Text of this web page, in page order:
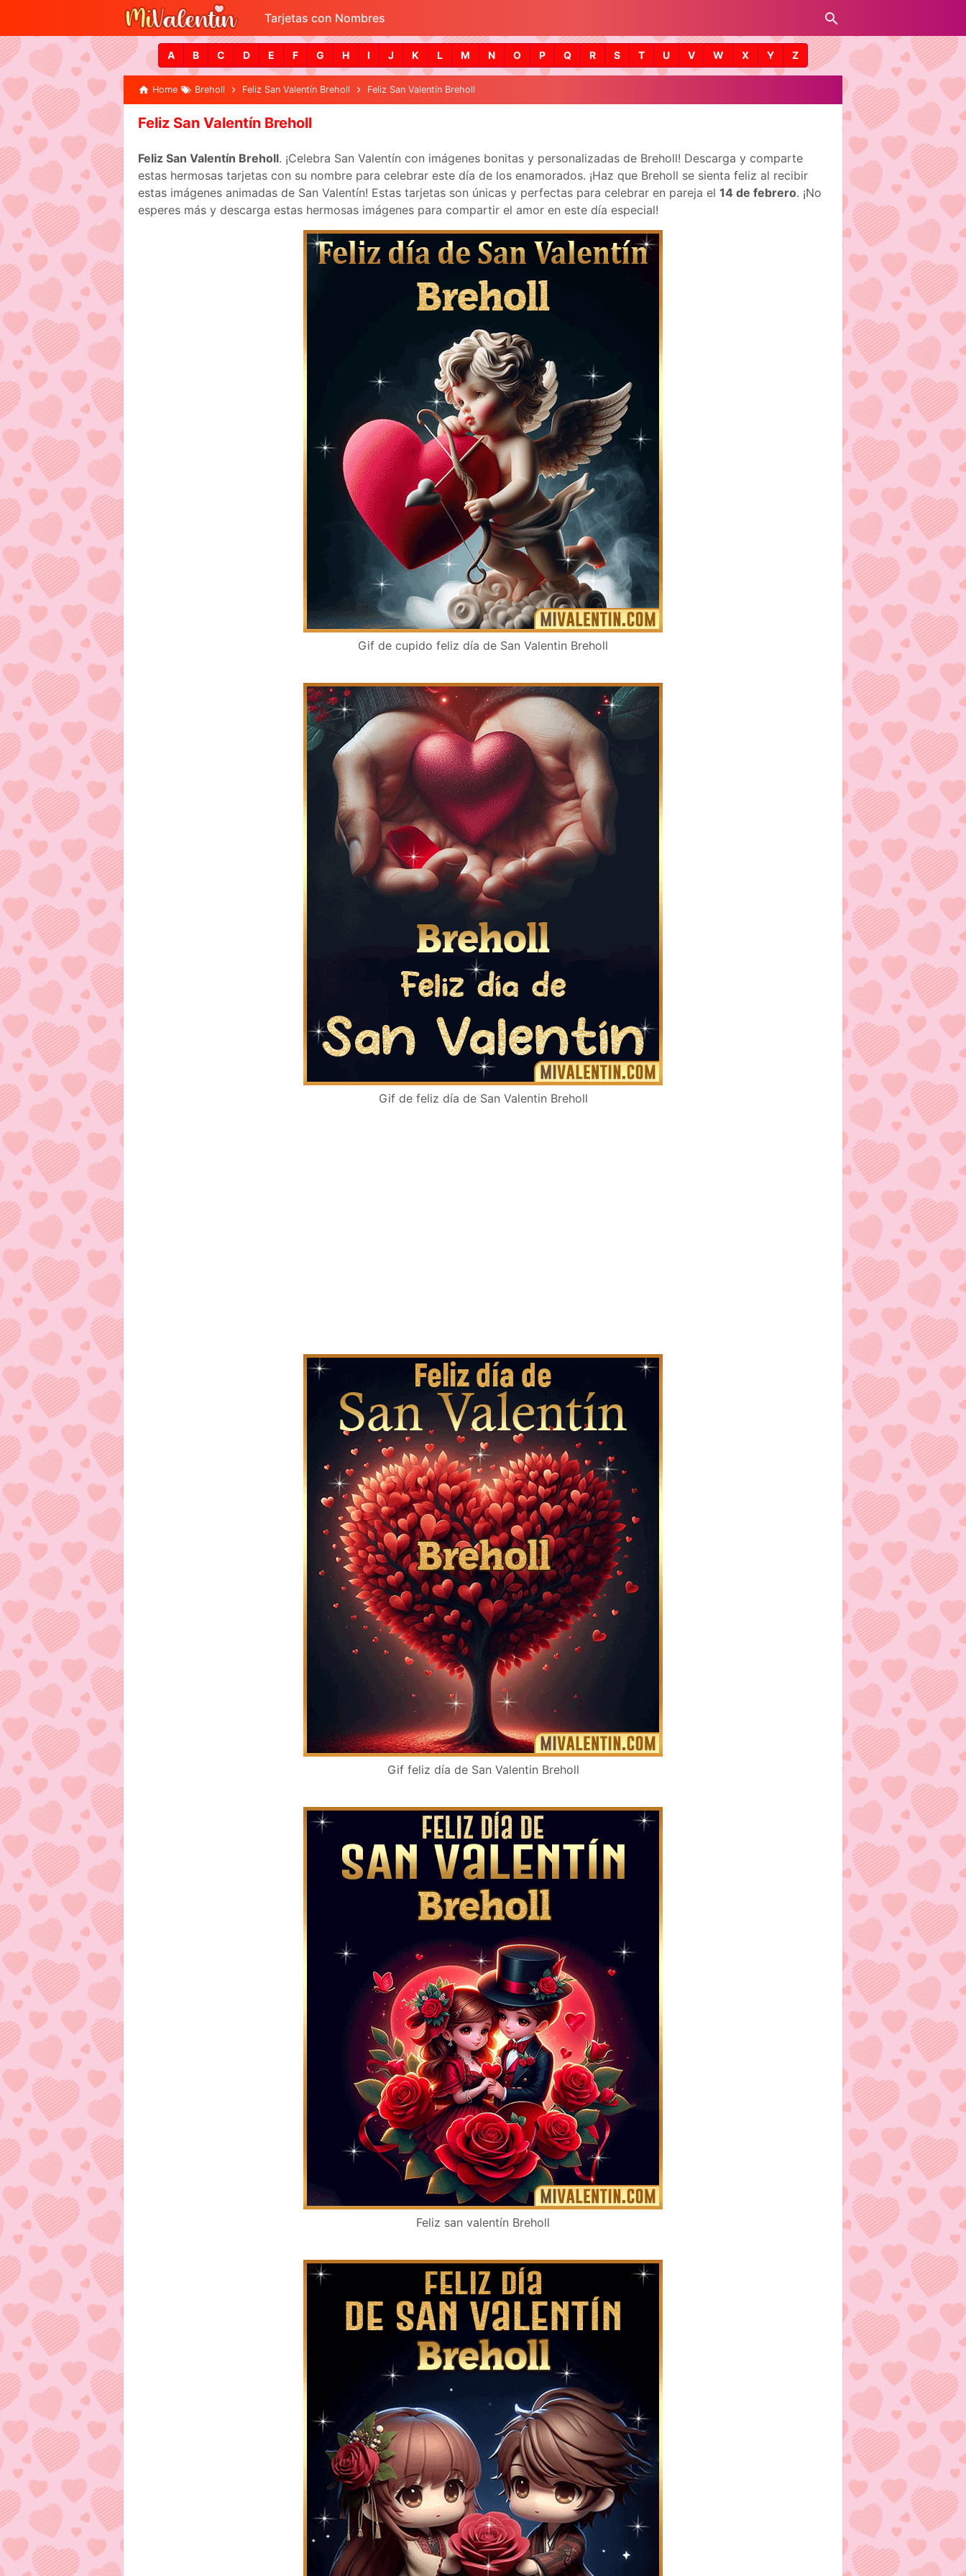
Tarjetas con Nombres
A B C D E F G H I J K L M N O P Q R S T U V W X Y Z
Home Breholl Feliz San Valentín Breholl Feliz San Valentín Breholl
Feliz San Valentín Breholl
Feliz San Valentín Breholl. ¡Celebra San Valentín con imágenes bonitas y personalizadas de Breholl! Descarga y comparte
estas hermosas tarjetas con su nombre para celebrar este día de los enamorados. ¡Haz que Breholl se sienta feliz al recibir
estas imágenes animadas de San Valentín! Estas tarjetas son únicas y perfectas para celebrar en pareja el 14 de febrero. ¡No
esperes más y descarga estas hermosas imágenes para compartir el amor en este día especial!
Gif de cupido feliz día de San Valentin Breholl
Gif de feliz día de San Valentin Breholl
Gif feliz día de San Valentin Breholl
Feliz san valentín Breholl